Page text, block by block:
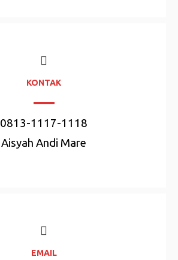
KONTAK
0813-1117-1118
Aisyah Andi Mare
EMAIL